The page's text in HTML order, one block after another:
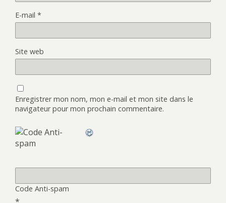
E-mail *
Site web
Enregistrer mon nom, mon e-mail et mon site dans le
navigateur pour mon prochain commentaire.
Code Anti-spam